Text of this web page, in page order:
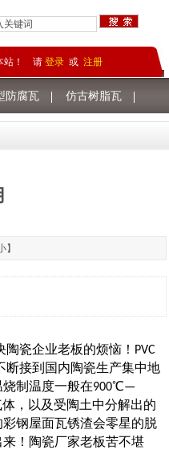
防腐瓦 仿古树脂瓦
站！ 请 登录 或 注册
】
瓷企业老板的烦恼！PVC
断接到国内陶瓷生产集中地
烧制温度一般在900℃—
，以及受陶土中分解出的
钢屋面瓦锈渣会零星的脱
！陶瓷厂家老板苦不堪